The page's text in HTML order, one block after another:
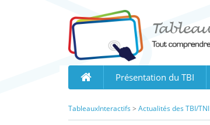
Présentation du TBI
TableauxInteractifs > Actualités des TBI/TNI